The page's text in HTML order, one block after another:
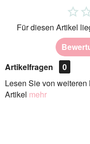
Für diesen Artikel
Artikelfragen
0
Lesen Sie von
Artikel mehr